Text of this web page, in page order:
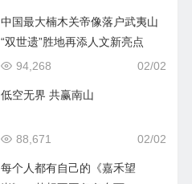
中国最大楠木关帝像落户武夷山
“双世遗”胜地再添人文新亮点
02/02
94,268
低空无界 共赢南山
02/02
88,671
每个人都有自己的《嘉禾望